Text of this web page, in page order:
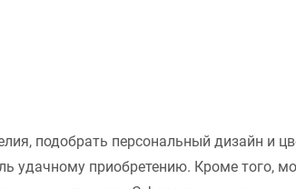
подобрать персональный дизайн и
удачному приобретению. Кроме того,